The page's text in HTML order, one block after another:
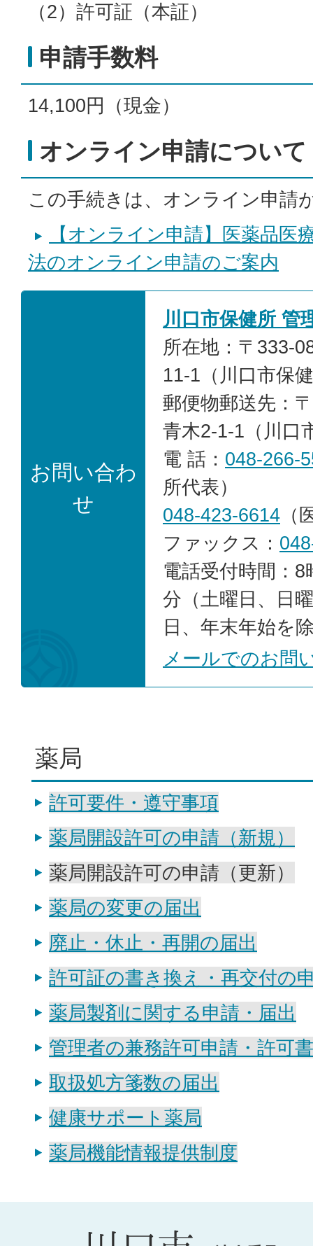
（2）許可証（本証）
申請手数料
14,100円（現金）
オンライン申請について
この手続きは、オンライン申請
【オンライン申請】医薬品医
法のオンライン申請のご案内
お問い合わ
せ
川口市保健所 管
所在地：〒333-
11-1（川口市保
郵便物郵送先：
青木2-1-1（川口
電 話： 048-266-
所代表）
048-423-6614 （
ファックス：
電話受付時間：
分（土曜日、日
日、年末年始を
メールでのお問
薬局
許可要件・遵守事項
薬局開設許可の申請（新規）
薬局開設許可の申請（更新）
薬局の変更の届出
廃止・休止・再開の届出
許可証の書き換え・再交付の
薬局製剤に関する申請・届出
管理者の兼務許可申請・許可
取扱処方箋数の届出
健康サポート薬局
薬局機能情報提供制度